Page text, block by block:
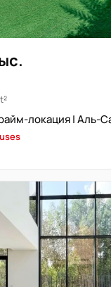
локация | Аль-